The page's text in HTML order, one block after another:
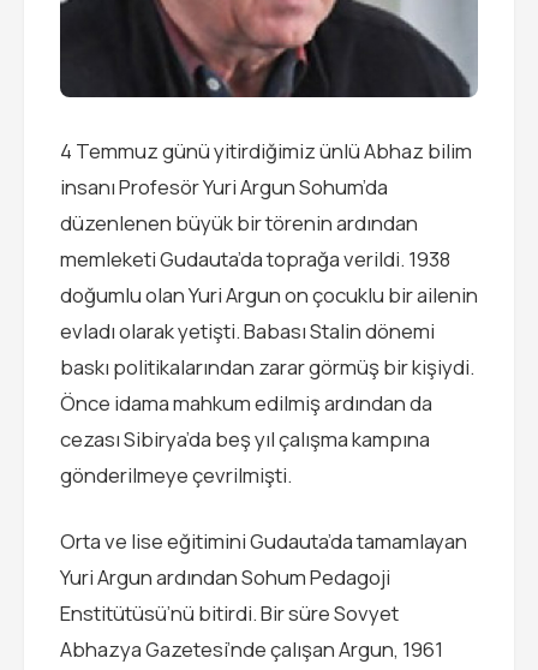
4 Temmuz günü yitirdiğimiz ünlü Abhaz bilim
insanı Profesör Yuri Argun Sohum’da
düzenlenen büyük bir törenin ardından
memleketi Gudauta’da toprağa verildi. 1938
doğumlu olan Yuri Argun on çocuklu bir ailenin
evladı olarak yetişti. Babası Stalin dönemi
baskı politikalarından zarar görmüş bir kişiydi.
Önce idama mahkum edilmiş ardından da
cezası Sibirya’da beş yıl çalışma kampına
gönderilmeye çevrilmişti.
Orta ve lise eğitimini Gudauta’da tamamlayan
Yuri Argun ardından Sohum Pedagoji
Enstitütüsü’nü bitirdi. Bir süre Sovyet
Abhazya Gazetesi’nde çalışan Argun, 1961